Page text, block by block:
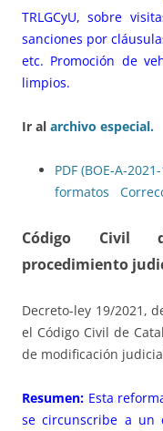
TRLGCyU, sobre
sanciones por
etc. Promoción de
limpios.
Ir al archivo especial.
PDF (BOE-A-
formatos
Código Civil
procedimiento
Decreto-ley 19/2021,
el Código Civil de
de modificación
Resumen: Esta
se circunscribe a un